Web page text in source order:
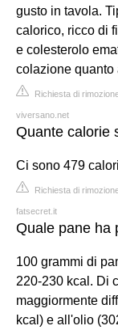
gusto in tavola.
calorico, ricco di
e colesterolo
colazione quanto
Richiesta di
viversano.net
Quante calorie
Ci sono 479
Richiesta di
fatsecret.it
Quale pane ha
100 grammi di
220-230 kcal. Di
maggiormente
kcal) e all'olio